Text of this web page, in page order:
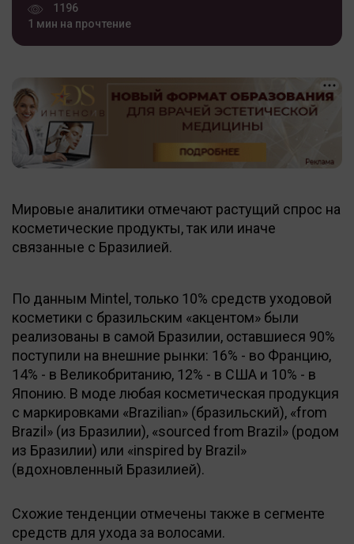
1196
1 мин на прочтение
Мировые аналитики отмечают растущий спрос на
косметические продукты, так или иначе
связанные с Бразилией.
По данным Mintel, только 10% средств уходовой
косметики с бразильским «акцентом» были
реализованы в самой Бразилии, оставшиеся 90%
поступили на внешние рынки: 16% - во Францию,
14% - в Великобританию, 12% - в США и 10% - в
Японию. В моде любая косметическая продукция
с маркировками «Brazilian» (бразильский), «from
Brazil» (из Бразилии), «sourced from Brazil» (родом
из Бразилии) или «inspired by Brazil»
(вдохновленный Бразилией).
Схожие тенденции отмечены также в сегменте
средств для ухода за волосами.